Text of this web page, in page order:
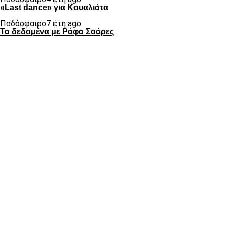
«Last dance» για Κουαλιάτα
Ποδόσφαιρο7 έτη ago
Τα δεδομένα με Ράφα Σοάρες